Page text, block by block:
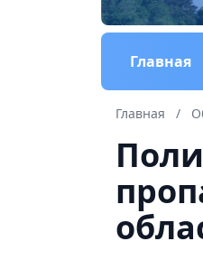
Главная
Главная /